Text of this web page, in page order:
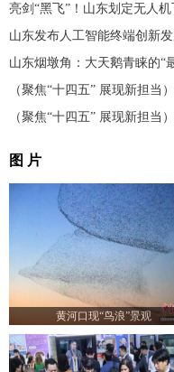
亮剑“黑飞”！山东划定无人机
山东发布人工智能终端创新
山东烟墩角：大天鹅青睐的“
（聚焦“十四五” 展现新担当
（聚焦“十四五” 展现新担当
图 片
黄河口现“鸟浪”景观